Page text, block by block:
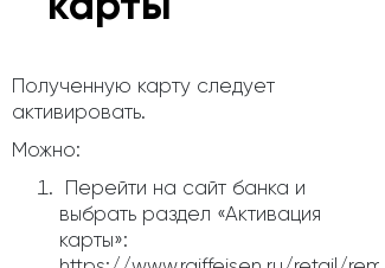
Полученную карту следует
активировать.
Можно:
Перейти на сайт банка и
выбрать раздел «Активация
карты»: